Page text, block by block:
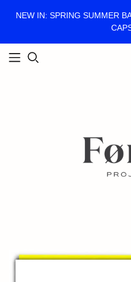
NEW IN: SPRING SUMMER